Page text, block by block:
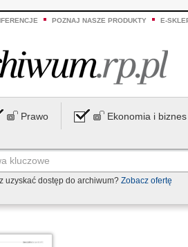
POZNAJ NASZE PRODUKTY E-
Prawo Ekonomia i biznes
uzyskać dostęp do archiwum? Zobacz ofertę